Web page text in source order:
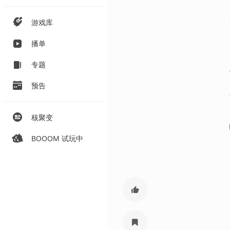
游戏库
播单
专题
预告
核聚变
BOOOM 试玩中